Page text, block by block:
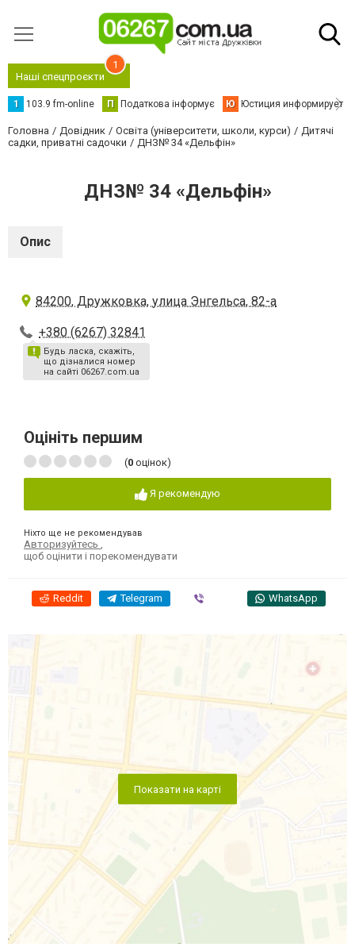
Наші спецпроєкти
1
1 103.9 fm-online П Податкова інформує Ю Юстиция информирует
Головна Довідник Освіта (університети, школи, курси)
Дитячі
садки, приватні садочки
ДНЗ№ 34 «Дельфін»
ДНЗ№ 34 «Дельфін»
Опис
84200, Дружковка, улица Энгельса, 82-а
+380 (6267) 32841
Будь ласка, скажіть,
що дізналися номер
на сайті 06267.com.ua
Оцініть першим
(0 оцінок)
Я рекомендую
Ніхто ще не рекомендував
Авторизуйтесь
щоб оцінити і порекомендувати
Reddit Telegram WhatsApp
Показати на карті